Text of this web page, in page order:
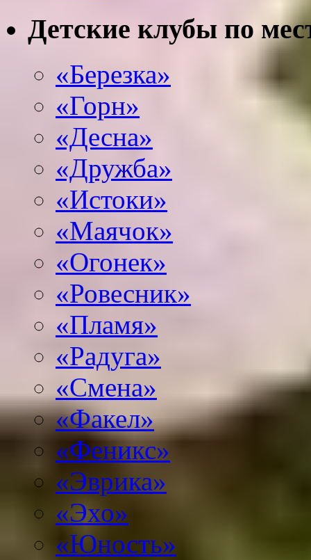
Детские клубы по
«Березка»
«Горн»
«Десна»
«Дружба»
«Истоки»
«Маячок»
«Огонек»
«Ровесник»
«Пламя»
«Радуга»
«Смена»
«Факел»
«Феникс»
«Эврика»
«Эхо»
«Юность»